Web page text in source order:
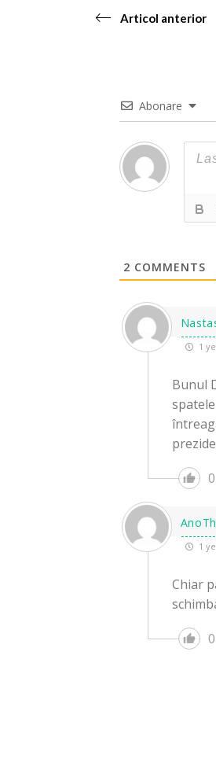
Articol anterior
Abonare
2 COMMENTS
1
Bunul
0
1
Chiar
0